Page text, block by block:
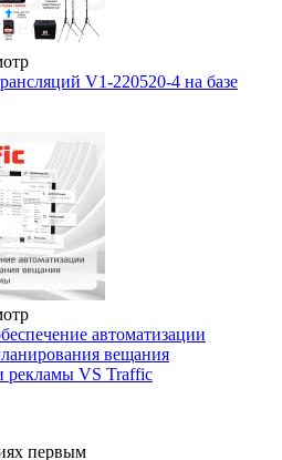
V1-220520-4 на базе
автоматизации
вещания
рекламы VS Traffic
первым